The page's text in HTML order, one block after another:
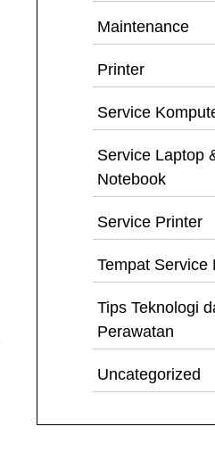
Maintenance
Printer
Service
Service Laptop
Notebook
Service Printer
Tempat Service
Tips Teknologi
Perawatan
Uncategorized